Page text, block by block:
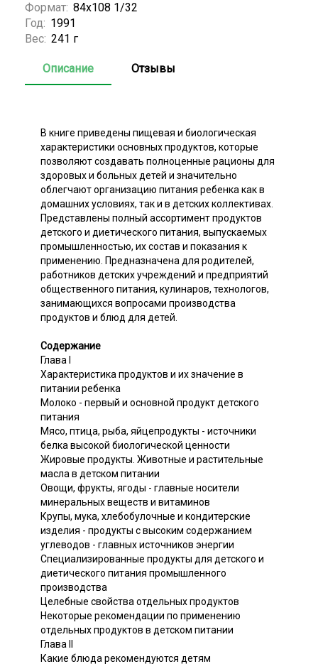
Формат: 84х108 1/32
Год: 1991
Вес: 241 г
Описание Отзывы
В книге приведены пищевая и биологическая
характеристики основных продуктов, которые
позволяют создавать полноценные рационы для
здоровых и больных детей и значительно
облегчают организацию питания ребенка как в
домашних условиях, так и в детских коллективах.
Представлены полный ассортимент продуктов
детского и диетического питания, выпускаемых
промышленностью, их состав и показания к
применению. Предназначена для родителей,
работников детских учреждений и предприятий
общественного питания, кулинаров, технологов,
занимающихся вопросами производства
продуктов и блюд для детей.
Содержание
Глава I
Характеристика продуктов и их значение в
питании ребенка
Молоко - первый и основной продукт детского
питания
Мясо, птица, рыба, яйцепродукты - источники
белка высокой биологической ценности
Жировые продукты. Животные и растительные
масла в детском питании
Овощи, фрукты, ягоды - главные носители
минеральных веществ и витаминов
Крупы, мука, хлебобулочные и кондитерские
изделия - продукты с высоким содержанием
углеводов - главных источников энергии
Специализированные продукты для детского и
диетического питания промышленного
производства
Целебные свойства отдельных продуктов
Некоторые рекомендации по применению
отдельных продуктов в детском питании
Глава II
Какие блюда рекомендуются детям